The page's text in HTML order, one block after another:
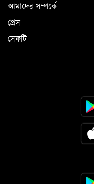
আমাদের সম্পর্কে
প্রেস
সেফটি